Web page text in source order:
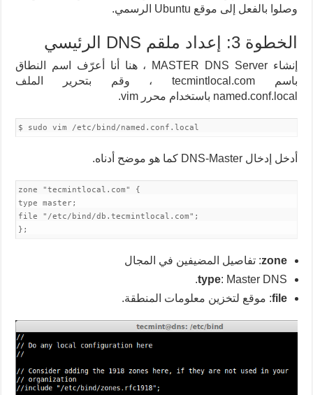
وصلوا بالفعل إلى موقع Ubuntu الرسمي.
الخطوة 3: إعداد ملقم DNS الرئيسي
إنشاء MASTER DNS Server ، هنا أنا أعرّف اسم النطاق
باسم tecmintlocal.com ، وقم بتحرير الملف
named.conf.local باستخدام محرر vim.
$ sudo vim /etc/bind/named.conf.local
أدخل إدخال DNS-Master كما هو موضح أدناه.
zone "tecmintlocal.com" {
type master;
file "/etc/bind/db.tecmintlocal.com";
};
zone: تفاصيل المضيفين في المجال
type: Master DNS.
file: موقع لتخزين معلومات المنطقة.